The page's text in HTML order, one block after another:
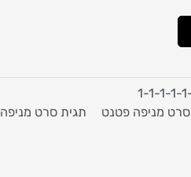
סרט מניפה פטנט תגית סרט מניפה